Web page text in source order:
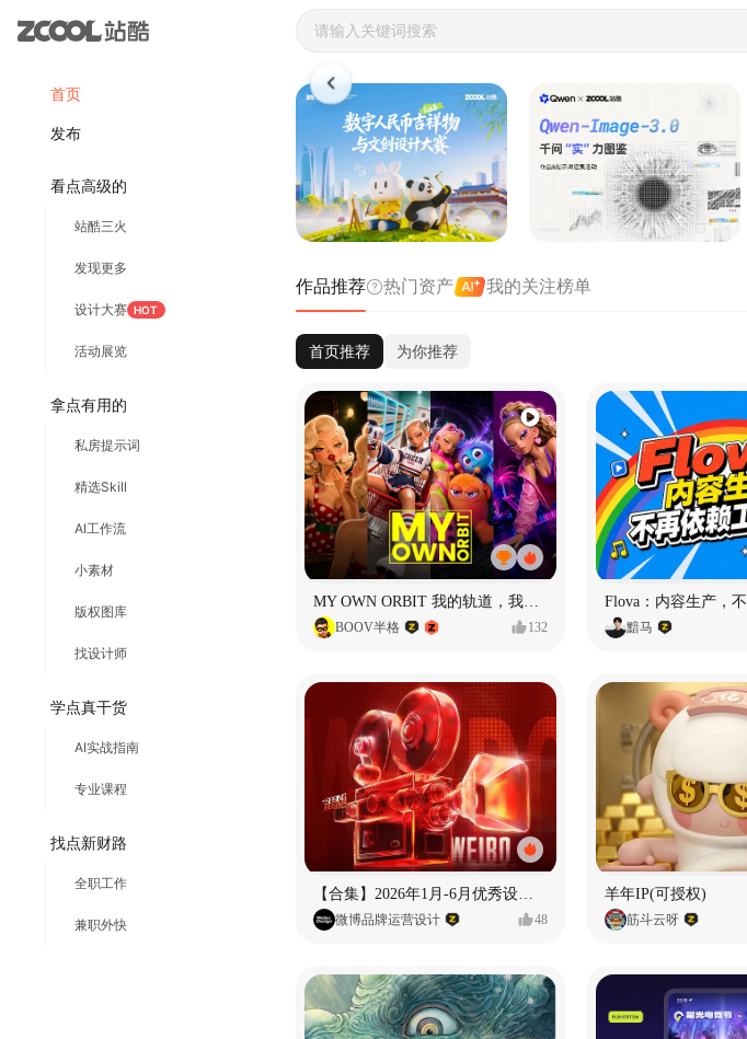
首页
发布
看点高级的
站酷三火
发现更多
设计大赛 HOT
活动展览
拿点有用的
私房提示词
精选Skill
AI工作流
小素材
版权图库
找设计师
学点真干货
AI实战指南
专业课程
找点新财路
全职工作
兼职外快
站酷ZCOOL - 设计师们都在站酷
作品推荐 热门资产 我的关注榜单
首页推荐 为你推荐
MY OWN ORBIT 我的轨道，我的定义#MVLAND嘻哈狂欢派对
BOOV半格 132 黯马
微博品牌运营设计 48
羊年IP(可授权)
筋斗云呀